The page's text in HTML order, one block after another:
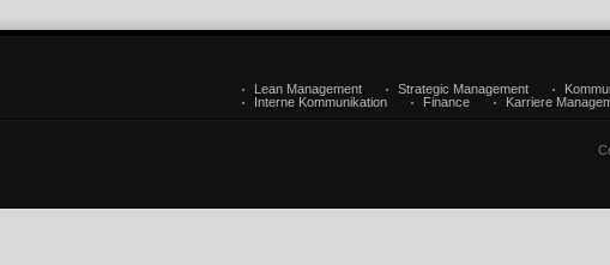
Lean Management Strategic Management
Interne Kommunikation
Finance Karriere